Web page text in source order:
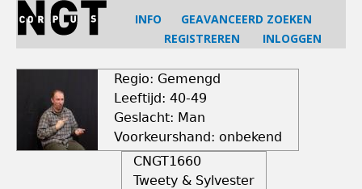
Jump
navigation
INFO
GEAVANCEERD ZOEKEN
REGISTREREN
INLOGGEN
Regio: Gemengd
Leeftijd: 40-49
Geslacht: Man
Voorkeurshand: onbekend
CNGT1660
Tweety & Sylvester